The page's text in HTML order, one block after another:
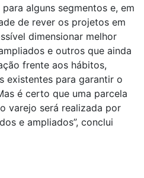
alguns segmentos e, em
de rever os projetos em
dimensionar melhor
e outros que ainda
frente aos hábitos,
existentes para garantir o
é certo que uma parcela
varejo será realizada por
e ampliados”, conclui